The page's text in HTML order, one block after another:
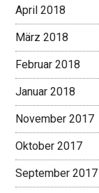
April 2018
März 2018
Februar 2018
Januar 2018
November 2017
Oktober 2017
September 2017